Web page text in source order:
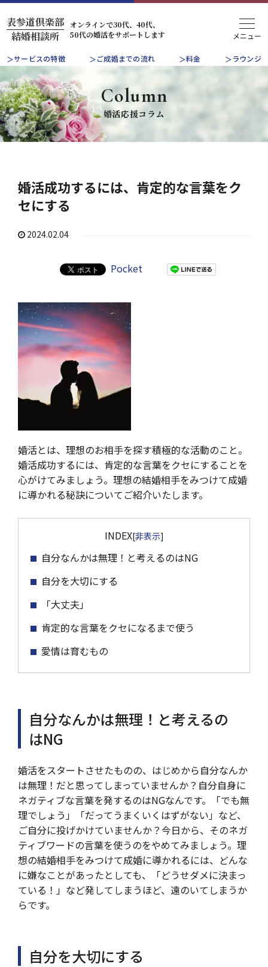
結婚相談所
表参道倶楽部
オンラインで30代、40代、
50代の婚活をサポートします
サービスの特徴 ご成婚までの流れ 料金 ラウンジ
Column
婚活応援コラム
婚活成功するには、肯定的な言葉をク
セにする
2024.02.04
Pocket
婚活とは、理想のお相手を探す積極的な活動のこと。
婚活成功するには、肯定的な言葉をクセにすることを
心がけてみましょう。理想の結婚相手をみつけて成婚
に導かれる秘訣についてご紹介いたします。
INDEX[非表示]
自分なんかは無理！と考えるのはNG
自分を大切にする
「大丈夫」
肯定的な言葉をクセになるまで使う
愛情は育むもの
自分なんかは無理！と考えるの
はNG
婚活をスタートさせたものの、はじめから自分なんか
は無理！だと思ってしまっていませんか？自分自身に
ネガティブな言葉を発するのはNGなんです。「でも無
理でしょう」「だってうまくいくはずがない」など、
ご自分に投げかけていませんか？今日から、そのネガ
ティブワードの言葉を使うのをやめてみましょう。理
想の結婚相手をみつけて成婚に導かれるには、どんな
に嫌なことがあったとしても、「どうせダメに決まっ
ている！」など発してしまうほど、遠のいてしまうか
らです。
自分を大切にする